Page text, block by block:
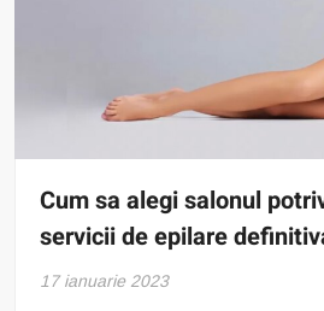
Cum sa alegi salonul
servicii de epilare
17 ianuarie 2023